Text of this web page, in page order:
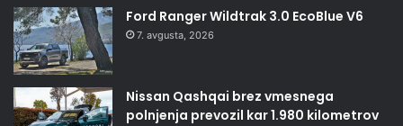
Ford Ranger Wildtrak 3.0 EcoBlue V6
7. avgusta, 2026
Nissan Qashqai brez vmesnega
polnjenja prevozil kar 1.980 kilometrov